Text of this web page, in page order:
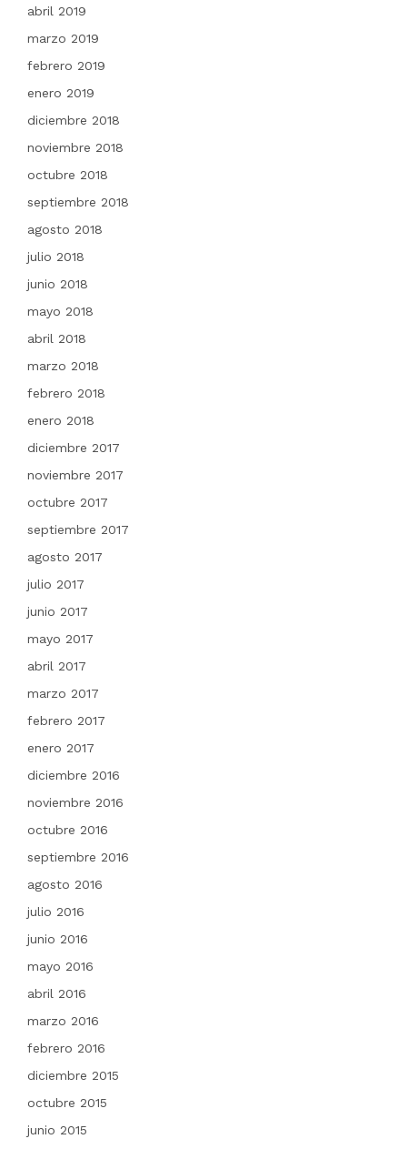
abril 2019
marzo 2019
febrero 2019
enero 2019
diciembre 2018
noviembre 2018
octubre 2018
septiembre 2018
agosto 2018
julio 2018
junio 2018
mayo 2018
abril 2018
marzo 2018
febrero 2018
enero 2018
diciembre 2017
noviembre 2017
octubre 2017
septiembre 2017
agosto 2017
julio 2017
junio 2017
mayo 2017
abril 2017
marzo 2017
febrero 2017
enero 2017
diciembre 2016
noviembre 2016
octubre 2016
septiembre 2016
agosto 2016
julio 2016
junio 2016
mayo 2016
abril 2016
marzo 2016
febrero 2016
diciembre 2015
octubre 2015
junio 2015